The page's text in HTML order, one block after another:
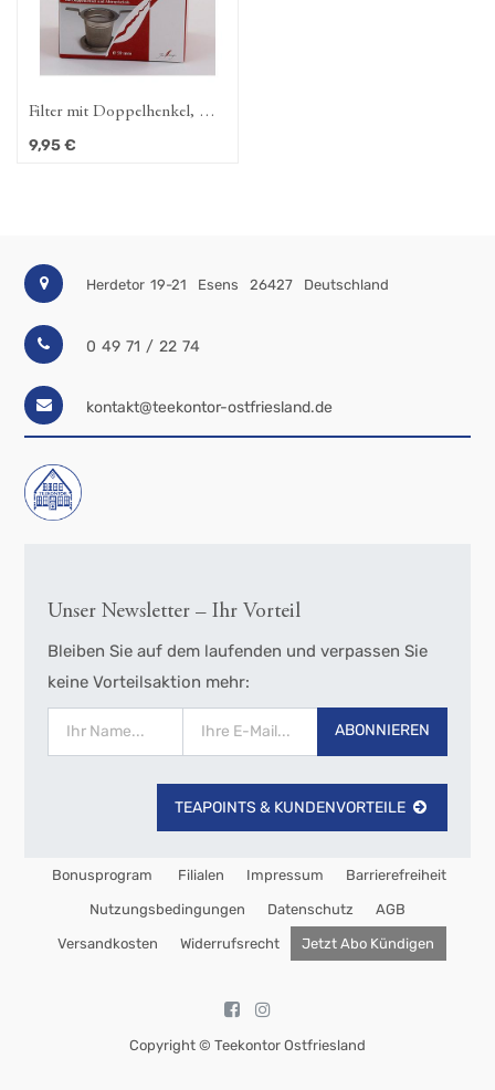
mit Doppelhenkel, D.
cm
€
Herdetor 19-21 Esens 26427 Deutschland
0 49 71 / 22 74
kontakt@teekontor-ostfriesland.de
Unser Newsletter – Ihr Vorteil
Bleiben Sie auf dem laufenden und verpassen Sie
keine Vorteilsaktion mehr:
ABONNIEREN
TEAPOINTS & KUNDENVORTEILE
Bonusprogram Filialen Impressum Barrierefreiheit
Nutzungsbedingungen Datenschutz AGB
Versandkosten Widerrufsrecht Jetzt Abo Kündigen
Copyright © Teekontor Ostfriesland